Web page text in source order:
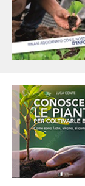
TAP TRAP
IL MIO
IL MIO 2025
CORMIK